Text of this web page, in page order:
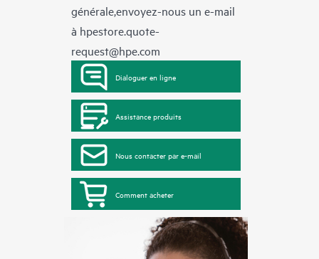
générale,envoyez-nous un e-mail
à hpestore.quote-
request@hpe.com
Dialoguer en ligne
Assistance produits
Nous contacter par e-mail
Comment acheter